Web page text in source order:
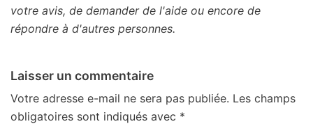
votre avis, de demander de l'aide ou encore de
répondre à d'autres personnes.
Laisser un commentaire
Votre adresse e-mail ne sera pas publiée. Les champs
obligatoires sont indiqués avec *